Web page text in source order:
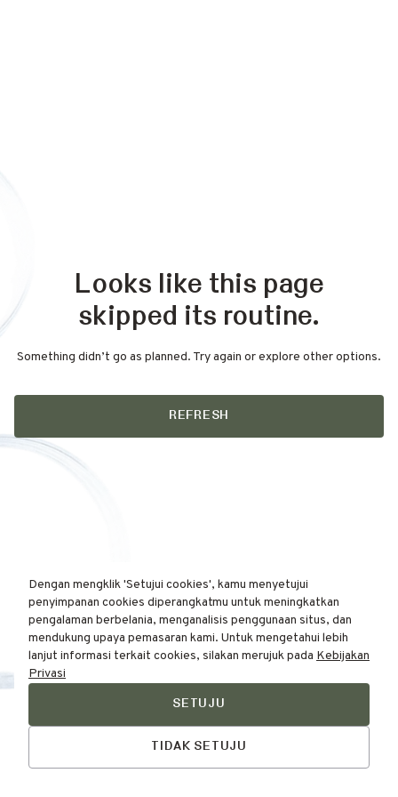
Looks like this page
skipped its routine.
Something didn’t go as planned. Try again or explore other options.
REFRESH
Dengan mengklik 'Setujui cookies', kamu menyetujui
penyimpanan cookies diperangkatmu untuk meningkatkan
pengalaman berbelania, menganalisis penggunaan situs, dan
mendukung upaya pemasaran kami. Untuk mengetahui lebih
lanjut informasi terkait cookies, silakan merujuk pada Kebijakan
Privasi
SETUJU
TIDAK SETUJU
Find Your